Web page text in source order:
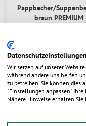
Pappbecher/
braun PREMIUM
lieferbar
Datenschutzeinstellungen
Wir setzen auf unserer
während andere uns helfen
zu betreiben. Sie können dies
"Einstellungen anpassen"
Nähere Hinweise erhalten Sie